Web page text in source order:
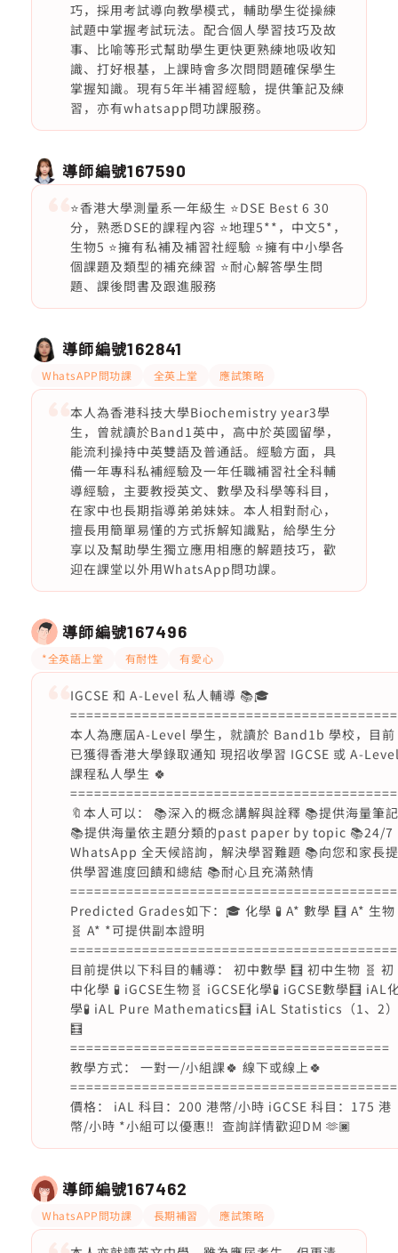
巧，採用考試導向教學模式，輔助學生從操練
試題中掌握考試玩法。配合個人學習技巧及故
事、比喻等形式幫助學生更快更熟練地吸收知
識、打好根基，上課時會多次問問題確保學生
掌握知識。現有5年半補習經驗，提供筆記及練
習，亦有whatsapp問功課服務。
導師編號167590
⭐️香港大學測量系一年級生 ⭐️DSE Best 6 30
分，熟悉DSE的課程內容 ⭐️地理5**，中文5*，
生物5 ⭐️擁有私補及補習社經驗 ⭐️擁有中小學各
個課題及類型的補充練習 ⭐️耐心解答學生問
題、課後問書及跟進服務
導師編號162841
WhatsAPP問功課 全英上堂 應試策略
本人為香港科技大學Biochemistry year3學
生，曾就讀於Band1英中，高中於英國留學，
能流利操持中英雙語及普通話。經驗方面，具
備一年專科私補經驗及一年任職補習社全科輔
導經驗，主要教授英文、數學及科學等科目，
在家中也長期指導弟弟妹妹。本人相對耐心，
擅長用簡單易懂的方式拆解知識點，給學生分
享以及幫助學生獨立應用相應的解題技巧，歡
迎在課堂以外用WhatsApp問功課。
導師編號167496
*全英語上堂 有耐性 有愛心
IGCSE 和 A-Level 私人輔導 📚🎓
=========================================
本人為應屆A-Level 學生，就讀於 Band1b 學校，目前
已獲得香港大學錄取通知 現招收學習 IGCSE 或 A-
課程私人學生 🍀
🔖本人可以： 📚深入的概念講解與詮釋 📚提供海量筆記
📚提供海量依主題分類的past paper by topic 📚24/7
WhatsApp 全天候諮詢，解決學習難題 📚向您和家長提
供學習進度回饋和總結 📚耐心且充滿熱情
=========================================
Predicted Grades如下：🎓 化學 🧪 A* 數學 🧮 A* 生物
🧬 A* *可提供副本證明
=========================================
目前提供以下科目的輔導： 初中數學 🧮 初中生物 🧬 初
中化學 🧪 iGCSE生物🧬 iGCSE化學🧪 iGCSE數學🧮 iAL
學🧪 iAL Pure Mathematics🧮 iAL Statistics（1、2）
🧮
========================================
教學方式： 一對一/小組課🍀 線下或線上🍀
=========================================
價格： iAL 科目：200 港幣/小時 iGCSE 科目：175 港
幣/小時 *小組可以優惠‼ ️ 查詢詳情歡迎DM 🫶🏿
導師編號167462
WhatsAPP問功課 長期補習 應試策略